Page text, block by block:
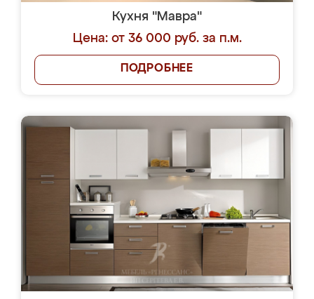
Кухня "Мавра"
Цена: от 36 000 руб. за п.м.
ПОДРОБНЕЕ